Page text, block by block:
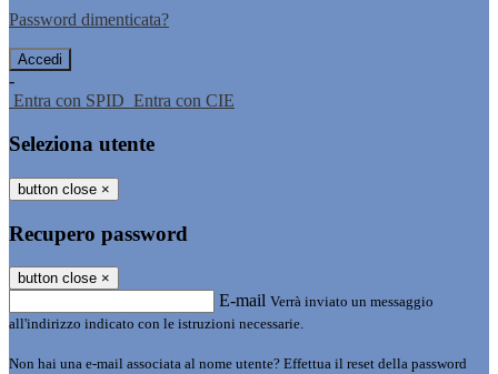
Password dimenticata?
-
Entra con SPID Entra con CIE
Seleziona utente
button close ×
Recupero password
button close ×
E-mail Verrà inviato un messaggio
all'indirizzo indicato con le istruzioni necessarie.
Non hai una e-mail associata al nome utente? Effettua il reset della password